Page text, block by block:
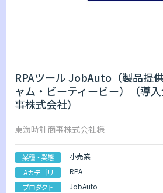
RPAツール JobAuto（製品提
ャム・ビーティービー）（導
事株式会社）
東海時計商事株式会社様
業種・業態
小売業
AIカテゴリ
RPA
プロダクト
JobAuto